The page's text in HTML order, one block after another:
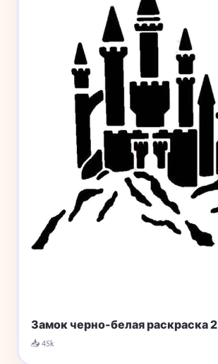
Замок черно-белая раскраска 2
📥 45k